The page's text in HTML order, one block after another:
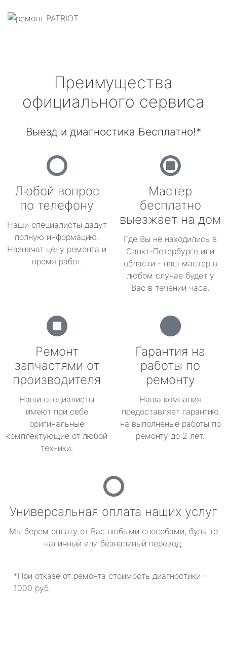
Преимущества
официального сервиса
Выезд и диагностика Бесплатно!*
Любой вопрос
по телефону
Наши специалисты дадут
полную информацию.
Назначат цену ремонта и
время работ.
Мастер
бесплатно
выезжает на дом
Где Вы не находились в
Санкт-Петербурге или
области - наш мастер в
любом случае будет у
Вас в течении часа.
Ремонт
запчастями от
производителя
Наши специалисты
имеют при себе
оригинальные
комплектующие от любой
техники.
Гарантия на
работы по
ремонту
Наша компания
предоставляет гарантию
на выполненые работы по
ремонту до 2 лет.
Универсальная оплата наших услуг
Мы берем оплату от Вас любыми способами, будь то
наличный или безналиный перевод.
*При отказе от ремонта стоимость диагностики –
1000 руб.